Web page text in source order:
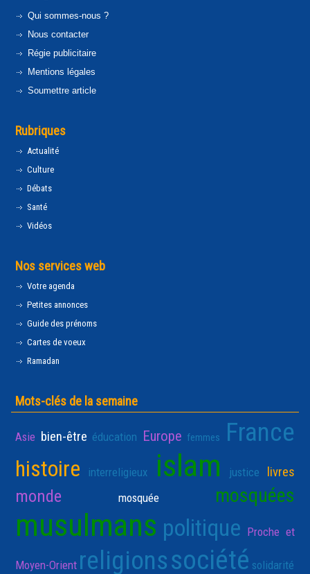
Qui sommes-nous ?
Nous contacter
Régie publicitaire
Mentions légales
Soumettre article
Rubriques
Actualité
Culture
Débats
Santé
Vidéos
Nos services web
Votre agenda
Petites annonces
Guide des prénoms
Cartes de voeux
Ramadan
Mots-clés de la semaine
Asie bien-être éducation Europe femmes France
histoire interreligieux islam justice livres
monde mosquée mosquées
musulmans politique Proche et
Moyen-Orient religionssociété solidarité